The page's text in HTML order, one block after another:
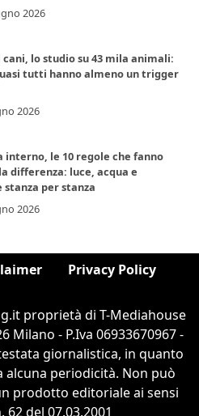
2026
cani, lo studio su 43 mila animali:
tutti hanno almeno un trigger
2026
interno, le 10 regole che fanno
differenza: luce, acqua e
stanza per stanza
2026
Privacy Policy
proprietà di T-Mediahouse
Milano - P.Iva 06933670967 -
giornalistica, in quanto
alcuna periodicità. Non può
prodotto editoriale ai sensi
62 del 07.03.2001